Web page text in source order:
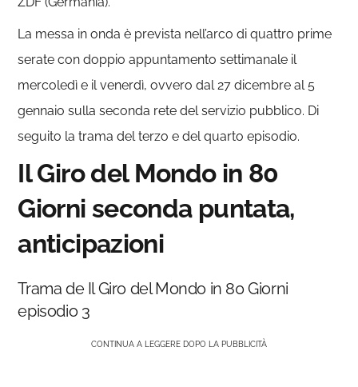
La messa in onda è prevista nell’arco di quattro prime
serate con doppio appuntamento settimanale il
mercoledì e il venerdì, ovvero dal 27 dicembre al 5
gennaio sulla seconda rete del servizio pubblico. Di
seguito la trama del terzo e del quarto episodio.
Il Giro del Mondo in 80
Giorni seconda puntata,
anticipazioni
Trama de Il Giro del Mondo in 80 Giorni
episodio 3
CONTINUA A LEGGERE DOPO LA PUBBLICITÀ